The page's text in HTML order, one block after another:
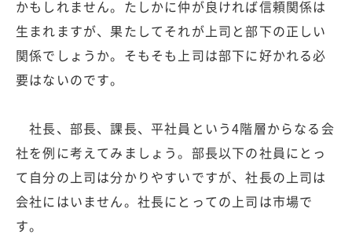
かもしれません。たしかに仲が良ければ信頼関係は
生まれますが、果たしてそれが上司と部下の正しい
関係でしょうか。そもそも上司は部下に好かれる必
要はないのです。
社長、部長、課長、平社員という4階層からなる会
社を例に考えてみましょう。部長以下の社員にとっ
て自分の上司は分かりやすいですが、社長の上司は
会社にはいません。社長にとっての上司は市場で
す。